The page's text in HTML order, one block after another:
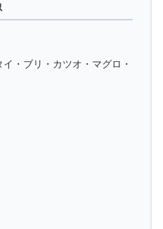
・ブリ・カツオ・マグロ・